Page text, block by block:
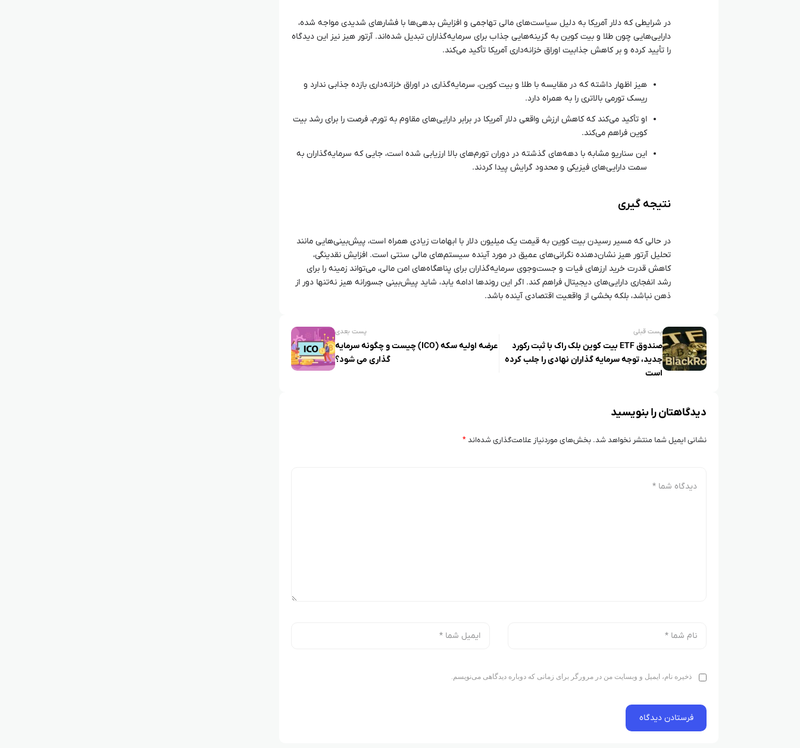
در شرایطی که دلار آمریکا به دلیل سیاست‌های مالی تهاجمی و افزایش بدهی‌ها با فشارهای شدیدی مواجه شده،
دارایی‌هایی چون طلا و بیت کوین به گزینه‌هایی جذاب برای سرمایه‌گذاران تبدیل شده‌اند. آرتور هیز نیز این دیدگاه
را تأیید کرده و بر کاهش جذابیت اوراق خزانه‌داری آمریکا تأکید می‌کند.
هیز اظهار داشته که در مقایسه با طلا و بیت کوین، سرمایه‌گذاری در اوراق خزانه‌داری بازده جذابی ندارد و
ریسک تورمی بالاتری را به همراه دارد.
او تأکید می‌کند که کاهش ارزش واقعی دلار آمریکا در برابر دارایی‌های مقاوم به تورم، فرصت را برای رشد بیت
کوین فراهم می‌کند.
این سناریو مشابه با دهه‌های گذشته در دوران تورم‌های بالا ارزیابی شده است، جایی که سرمایه‌گذاران به
سمت دارایی‌های فیزیکی و محدود گرایش پیدا کردند.
نتیجه‌ گیری
در حالی که مسیر رسیدن بیت کوین به قیمت یک میلیون دلار با ابهامات زیادی همراه است، پیش‌بینی‌هایی مانند
تحلیل آرتور هیز نشان‌دهنده نگرانی‌های عمیق در مورد آینده سیستم‌های مالی سنتی است. افزایش نقدینگی،
کاهش قدرت خرید ارزهای فیات و جست‌وجوی سرمایه‌گذاران برای پناهگاه‌های امن مالی، می‌تواند زمینه را برای
رشد انفجاری دارایی‌های دیجیتال فراهم کند. اگر این روندها ادامه یابد، شاید پیش‌بینی جسورانه هیز نه‌تنها دور از
ذهن نباشد، بلکه بخشی از واقعیت اقتصادی آینده باشد.
پست قبلی
صندوق ETF بیت کوین بلک راک با ثبت رکورد
جدید، توجه سرمایه‌ گذاران نهادی را جلب کرده
است
پست بعدی
عرضه اولیه سکه (ICO) چیست و چگونه سرمایه‌
گذاری می‌ شود؟
دیدگاهتان را بنویسید
نشانی ایمیل شما منتشر نخواهد شد. بخش‌های موردنیاز علامت‌گذاری شده‌اند*
ذخیره نام، ایمیل و وبسایت من در مرورگر برای زمانی که دوباره دیدگاهی می‌نویسم.